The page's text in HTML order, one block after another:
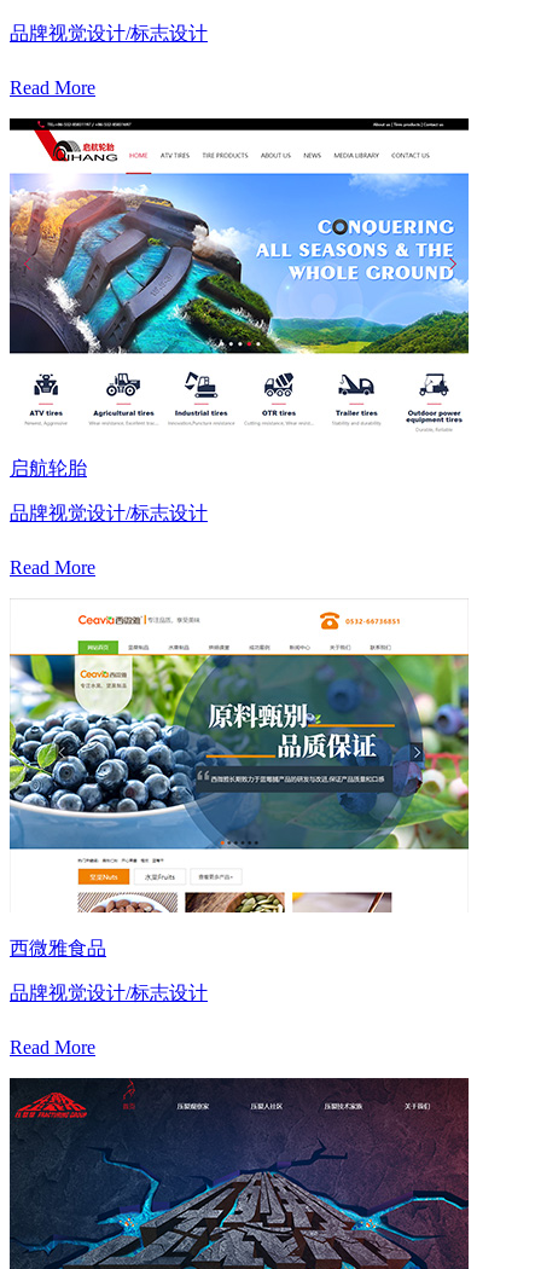
品牌视觉设计/标志设计
Read More
启航轮胎
品牌视觉设计/标志设计
Read More
西微雅食品
品牌视觉设计/标志设计
Read More